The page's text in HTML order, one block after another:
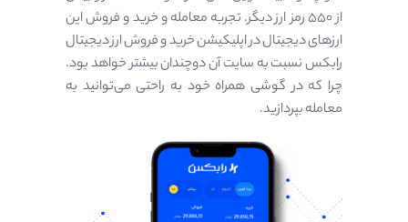
از ۵۵۰ رمز ارز دیگر. تجربه معامله و خرید و فروش این
ارزهای دیجیتال در اپلیکیشن خرید و فروش ارز دیجیتال
رابکس نسبت به سایت آن دوچندان بیشتر خواهد بود.
چرا که در گوشی همراه خود به راحتی می‌توانید به
معامله بپردازید.